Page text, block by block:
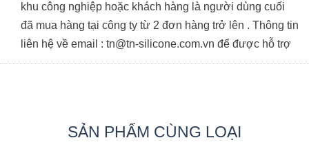
khu công nghiệp hoặc khách hàng là người dùng cuối
đã mua hàng tại công ty từ 2 đơn hàng trở lên . Thông tin
liên hệ về email : tn@tn-silicone.com.vn để được hỗ trợ
SẢN PHẨM CÙNG LOẠI